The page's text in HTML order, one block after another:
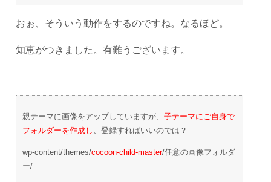
おぉ、そういう動作をするのですね。なるほど。
知恵がつきました。有難うございます。
親テーマに画像をアップしていますが、 子テーマにご自身で
フォルダーを作成し
、登録すればいいのでは？
wp-content/themes/cocoon-child-master/任意の画像フォルダ
ー/